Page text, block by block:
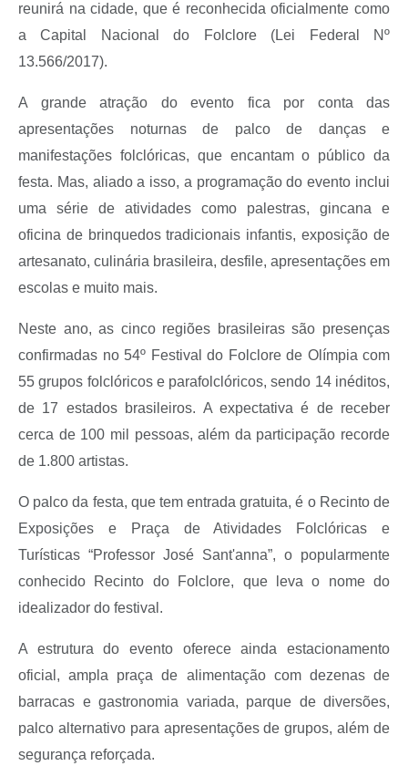
reunirá na cidade, que é reconhecida oficialmente como
a Capital Nacional do Folclore (Lei Federal Nº
13.566/2017).
A grande atração do evento fica por conta das
apresentações noturnas de palco de danças e
manifestações folclóricas, que encantam o público da
festa. Mas, aliado a isso, a programação do evento inclui
uma série de atividades como palestras, gincana e
oficina de brinquedos tradicionais infantis, exposição de
artesanato, culinária brasileira, desfile, apresentações em
escolas e muito mais.
Neste ano, as cinco regiões brasileiras são presenças
confirmadas no 54º Festival do Folclore de Olímpia com
55 grupos folclóricos e parafolclóricos, sendo 14 inéditos,
de 17 estados brasileiros. A expectativa é de receber
cerca de 100 mil pessoas, além da participação recorde
de 1.800 artistas.
O palco da festa, que tem entrada gratuita, é o Recinto de
Exposições e Praça de Atividades Folclóricas e
Turísticas “Professor José Sant'anna”, o popularmente
conhecido Recinto do Folclore, que leva o nome do
idealizador do festival.
A estrutura do evento oferece ainda estacionamento
oficial, ampla praça de alimentação com dezenas de
barracas e gastronomia variada, parque de diversões,
palco alternativo para apresentações de grupos, além de
segurança reforçada.